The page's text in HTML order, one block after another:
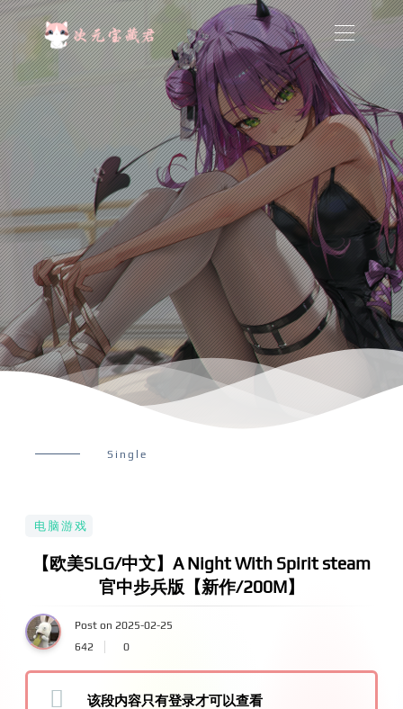
Single
电脑游戏
【欧美SLG/中文】A Night With Spirit steam
官中步兵版【新作/200M】
Post on 2025-02-25
642
0
该段内容只有登录才可以查看